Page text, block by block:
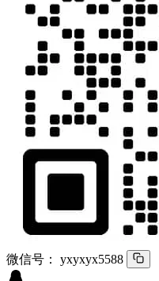
微信号： yxyxyx5588